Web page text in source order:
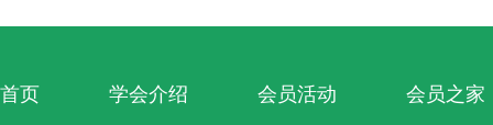
首页 学会介绍 会员活动 会员之家